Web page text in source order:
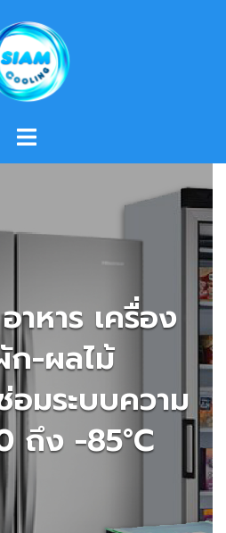
หาร เครื่อง
-ผลไม้
อมระบบความ
ถึง -85°C